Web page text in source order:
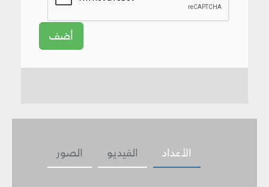
أضف
الصور الفيديو الأعداد